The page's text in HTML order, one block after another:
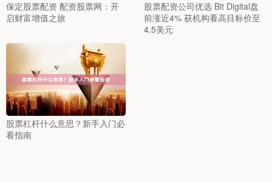
保定股票配资 配资股票网：开
启财富增值之旅
股票配资公司优选 Bit Digital盘
前涨近4% 获机构看高目标价至
4.5美元
股票杠杆什么意思？新手入门必
看指南